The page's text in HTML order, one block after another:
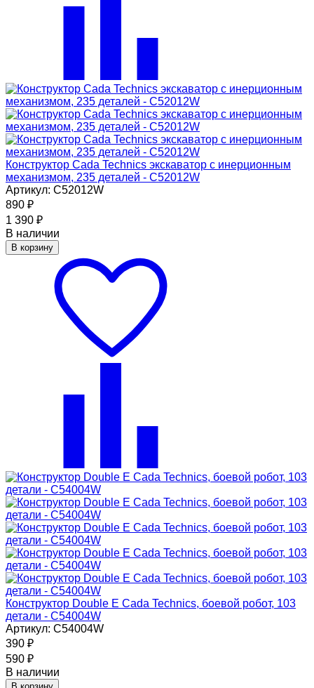
Конструктор Cada Technics экскаватор c инерционным
механизмом, 235 деталей - C52012W
Артикул: C52012W
890 ₽
1 390 ₽
В наличии
В корзину
Конструктор Double E Cada Technics, боевой робот, 103
детали - C54004W
Артикул: C54004W
390 ₽
590 ₽
В наличии